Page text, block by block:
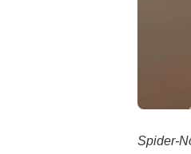
Spider-